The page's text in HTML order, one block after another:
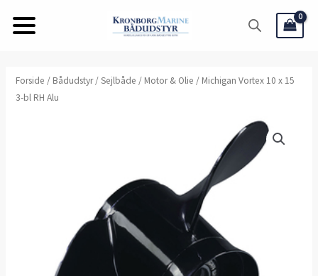
Forside / Bådudstyr/Sejlbåde / Motor & Olie / Michigan Vortex 10 x 15
3-bl RH Alu